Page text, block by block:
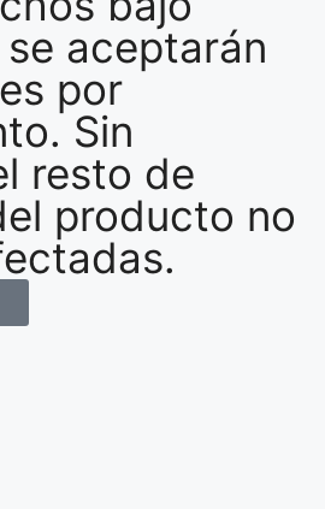
aceptarán
por
Sin
resto de
producto no